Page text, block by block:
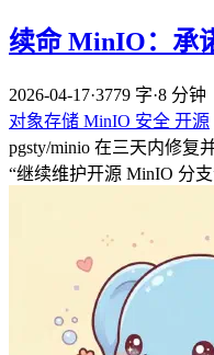
续命 MinIO：承
2026-04-17·3779 字·8 分钟
对象存储 MinIO 安全 开源
pgsty/minio 在三天内修复
“继续维护开源 MinIO 分支